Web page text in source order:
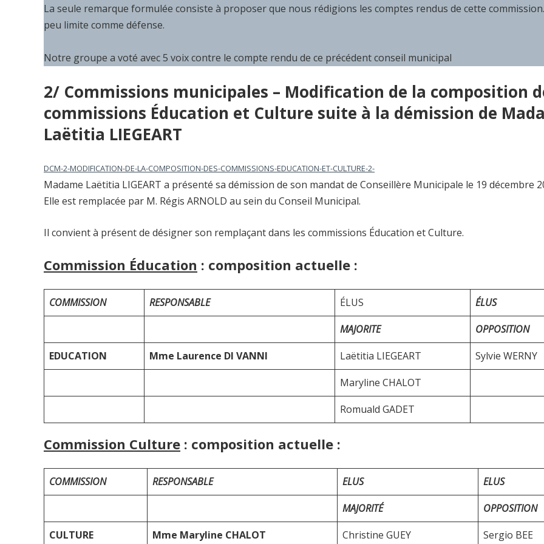
La seule remarque formulée consiste à proposer que nous rédigions les comptes rendus de cette
peu limite comme défense.
Notre groupe a voté avec 5 voix contre le compte rendu de ce précédent conseil municipal
2/ Commissions municipales – Modification de la composition
commissions Éducation et Culture suite à la démission de
Laëtitia LIEGEART
DCM-2-MODIFICATION-DE-LA-COMPOSITION-DES-COMMISSIONS-EDUCATION-ET-CULTURE-2-
Madame Laëtitia LIGEART a présenté sa démission de son mandat de Conseillère Municipale le 19 décembre
Elle est remplacée par M. Régis ARNOLD au sein du Conseil Municipal.
Il convient à présent de désigner son remplaçant dans les commissions Éducation et Culture.
Commission Éducation : composition actuelle :
COMMISSION RESPONSABLE ÉLUS
ÉLUS
MAJORITE
OPPOSITION
EDUCATION
Mme Laurence DI VANNI Laëtitia LIEGEART
Sylvie WERNY
Maryline CHALOT
Romuald GADET
Commission Culture : composition actuelle :
COMMISSION RESPONSABLE ELUS
ELUS
MAJORITÉ
OPPOSITION
CULTURE
Mme Maryline CHALOT Christine GUEY Sergio BEE